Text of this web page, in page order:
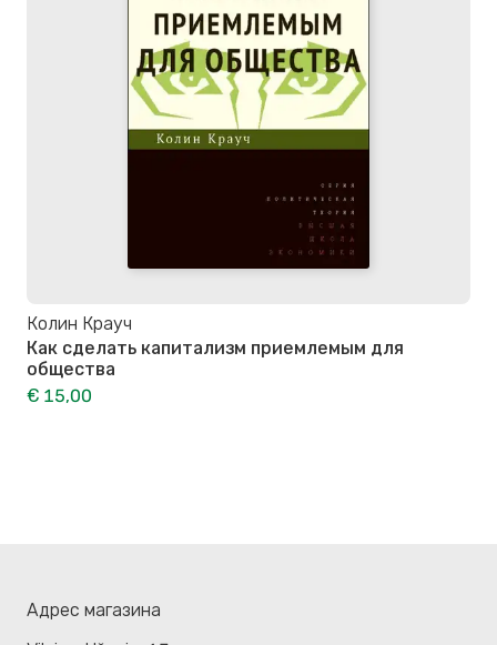
Колин Крауч
Как сделать капитализм приемлемым для
общества
€ 15,00
Адрес магазина